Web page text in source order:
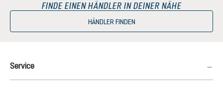
FINDE EINEN HÄNDLER IN DEINER NÄHE
HÄNDLER FINDEN
Service